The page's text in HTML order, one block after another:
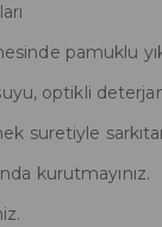
pamuklu
optikli
suretiyle
kurutmayınız.